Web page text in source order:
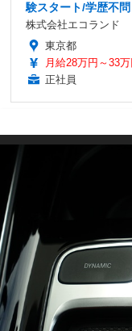
験スタート/学歴不問
株式会社エコランド
東京都
月給28万円～33万
正社員